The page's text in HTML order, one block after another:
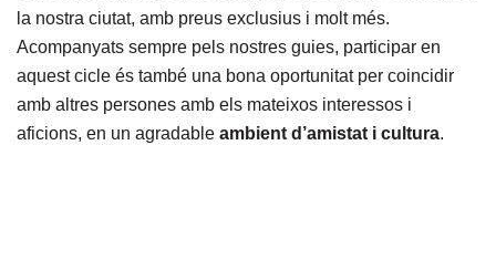
la nostra ciutat, amb preus exclusius i molt més.
Acompanyats sempre pels nostres guies, participar en
aquest cicle és també una bona oportunitat per coincidir
amb altres persones amb els mateixos interessos i
aficions, en un agradable ambient d’amistat i cultura.